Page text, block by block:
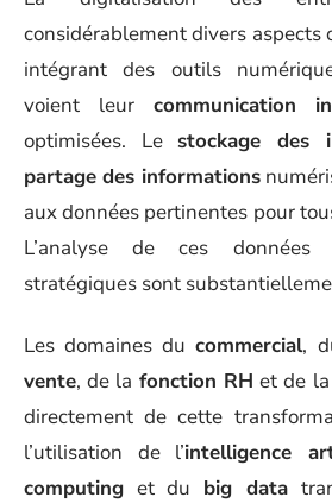
considérablement divers aspects
intégrant des outils
voient leur communication
optimisées. Le stockage des
partage des informations
aux données pertinentes pour
L’analyse de ces
stratégiques sont
Les domaines ducommercial,
vente, de la fonction RH et de la
directement de cette
l’utilisation de l’intelligence
computing et du big data